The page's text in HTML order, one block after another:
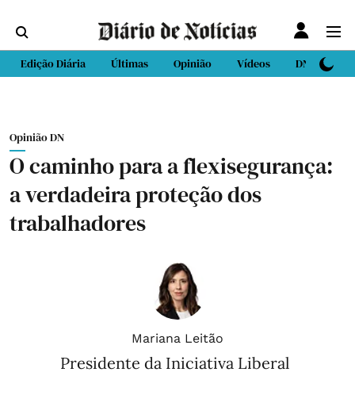
Edição Diária Últimas Opinião Vídeos DN Sport
Opinião DN
O caminho para a flexisegurança:
a verdadeira proteção dos
trabalhadores
Mariana Leitão
Presidente da Iniciativa Liberal